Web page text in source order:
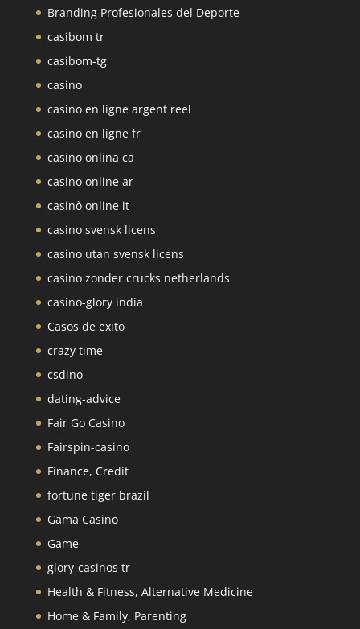
Branding Profesionales del Deporte
casibom tr
casibom-tg
casino
casino en ligne argent reel
casino en ligne fr
casino onlina ca
casino online ar
casinò online it
casino svensk licens
casino utan svensk licens
casino zonder crucks netherlands
casino-glory india
Casos de exito
crazy time
csdino
dating-advice
Fair Go Casino
Fairspin-casino
Finance, Credit
fortune tiger brazil
Gama Casino
Game
glory-casinos tr
Health & Fitness, Alternative Medicine
Home & Family, Parenting